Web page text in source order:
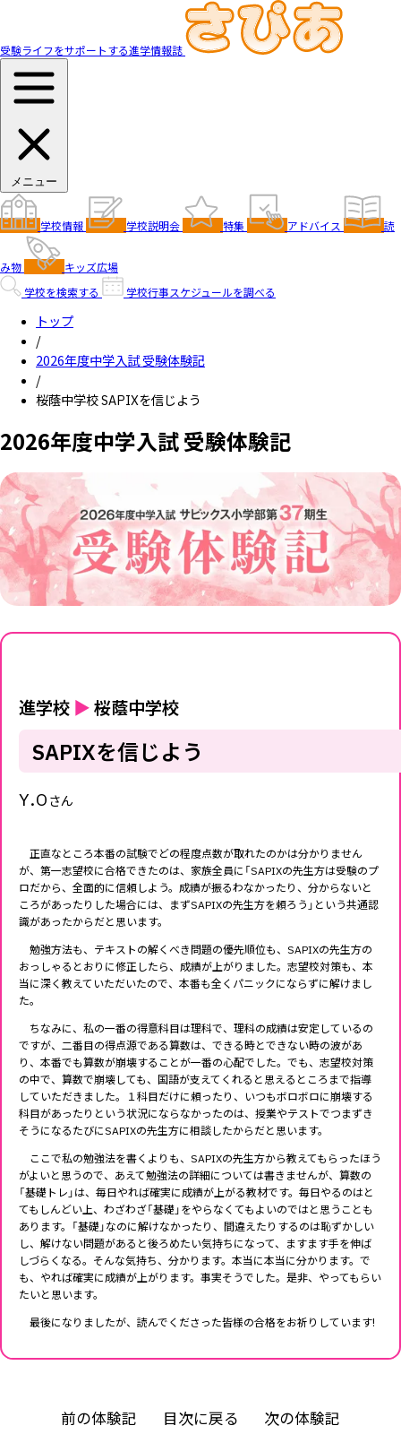
受験ライフをサポートする進学情報誌
メニュー
学校情報 学校説明会 特集 アドバイス 読
み物
キッズ広場
学校を検索する
学校行事スケジュールを調べる
トップ
/
2026年度中学入試 受験体験記
/
桜蔭中学校 SAPIXを信じよう
2026年度中学入試 受験体験記
進学校 ▶桜蔭中学校
SAPIXを信じよう
Y.Oさん
正直なところ本番の試験でどの程度点数が取れたのかは分かりません
が、第一志望校に合格できたのは、家族全員に「SAPIXの先生方は受験のプ
ロだから、全面的に信頼しよう。成績が振るわなかったり、分からないと
ころがあったりした場合には、まずSAPIXの先生方を頼ろう」という共通認
識があったからだと思います。
勉強方法も、テキストの解くべき問題の優先順位も、SAPIXの先生方の
おっしゃるとおりに修正したら、成績が上がりました。志望校対策も、本
当に深く教えていただいたので、本番も全くパニックにならずに解けまし
た。
ちなみに、私の一番の得意科目は理科で、理科の成績は安定しているの
ですが、二番目の得点源である算数は、できる時とできない時の波があ
り、本番でも算数が崩壊することが一番の心配でした。でも、志望校対策
の中で、算数で崩壊しても、国語が支えてくれると思えるところまで指導
していただきました。１科目だけに頼ったり、いつもボロボロに崩壊する
科目があったりという状況にならなかったのは、授業やテストでつまずき
そうになるたびにSAPIXの先生方に相談したからだと思います。
ここで私の勉強法を書くよりも、SAPIXの先生方から教えてもらったほう
がよいと思うので、あえて勉強法の詳細については書きませんが、算数の
「基礎トレ」は、毎日やれば確実に成績が上がる教材です。毎日やるのはと
てもしんどい上、わざわざ「基礎」をやらなくてもよいのではと思うことも
あります。「基礎」なのに解けなかったり、間違えたりするのは恥ずかしい
し、解けない問題があると後ろめたい気持ちになって、ますます手を伸ば
しづらくなる。そんな気持ち、分かります。本当に本当に分かります。で
も、やれば確実に成績が上がります。事実そうでした。是非、やってもらい
たいと思います。
最後になりましたが、読んでくださった皆様の合格をお祈りしています!
前の体験記 目次に戻る 次の体験記